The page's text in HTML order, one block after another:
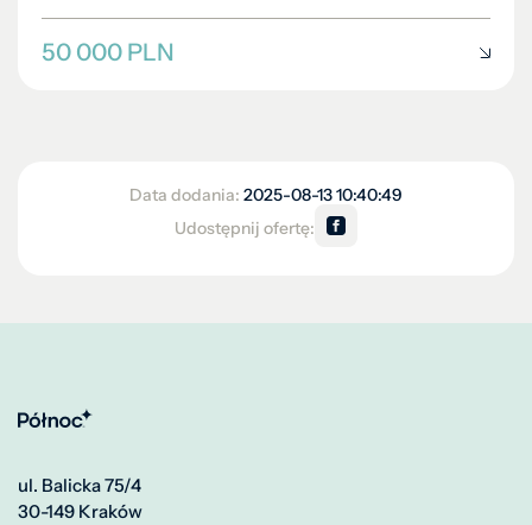
50 000 PLN
Data dodania: 2025-08-13 10:40:49
Udostępnij ofertę:
ul. Balicka 75/4
30-149 Kraków